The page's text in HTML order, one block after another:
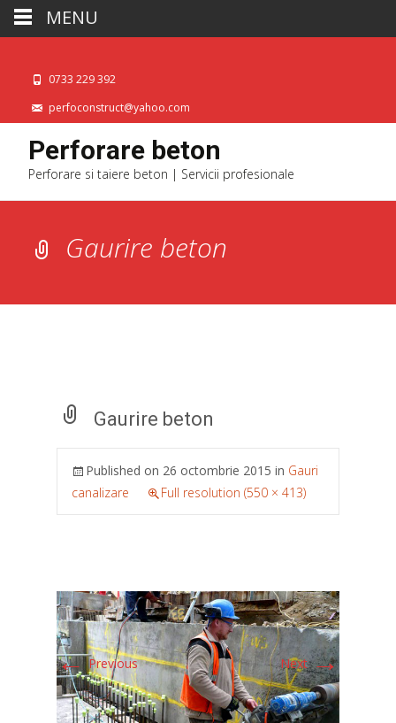
0733 229 392
perfoconstruct@yahoo.com
Perforare beton
Perforare si taiere beton | Servicii profesionale
Gaurire beton
Gaurire beton
Published on 26 octombrie 2015 in Gauri
canalizare
Full resolution (550 × 413)
←Previous Next→
MENU